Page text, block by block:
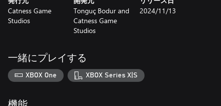
Catness Game
Studios
Tonguç Bodur and
Catness Game
Studios
2024/11/13
一緒にプレイする
XBOX One XBOX Series X|S